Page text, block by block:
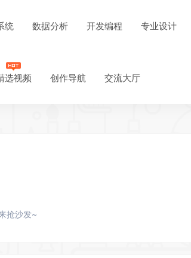
统 数据分析 开发编程 专业设计
选视频 创作导航 交流大厅
抢沙发~